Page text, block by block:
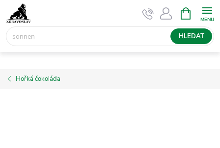
na
obsah
HLEDAT
NÁKUPNÍ
KOŠÍK
Hořká čokoláda